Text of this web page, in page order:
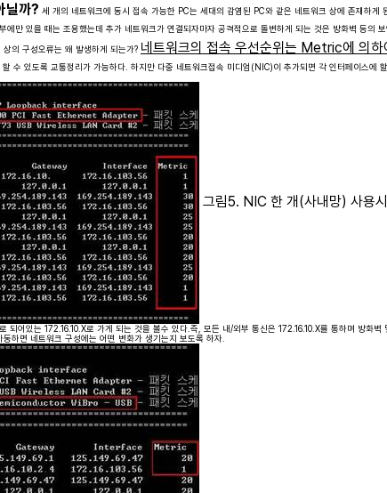
까? 세 개의 네트워크에 동시 접속 가능한 PC는 세대의 감염된 PC와 같은 네트워크 상에 존재하게
만 있을 때는 조용했는데 추가 네트워크가 연결되자마자 공격적으로 돌변하게 되는 것은 방화벽 등의
의 구성오류는 왜 발생하게 되는가? 네트워크의 접속 우선순위는 Metric에 의하
수 있도록 교통정리가 가능하다. 하지만 다중 네트워크접속 미디엄(NIC)이 추가되면 각 인터페이스에
그림5. NIC 한 개(사내망) 사용
어있는 172.16.10.X로 가게 되는 것을 볼수 있다.즉, 모든 내/외부 통신은 172.16.10.X를 통하며 방화벽
하면 네트워크 구성에는 어떤 변화가 생기는지 보도록 하자.